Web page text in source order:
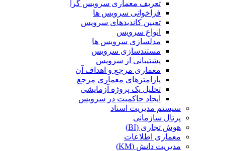
تعریف معماری سرویس گرا
فراخوانی سرویس ها
تعیین کاندیدهای سرویس
انواع سرویس
مدلسازی سرویس ها
مستندسازی سرویس
پشتیبانی از سرویس
معماری مرجع و اهداف آن
پارامترهای معماری مرجع
تحلیل یک پروژه آزمایشی
ایجاد حاکمیت در سرویس
سیستم مدیریت اسناد
پرتال سازمانی
هوش تجاری (BI)
معماری اطلاعات
مدیریت دانش (KM)